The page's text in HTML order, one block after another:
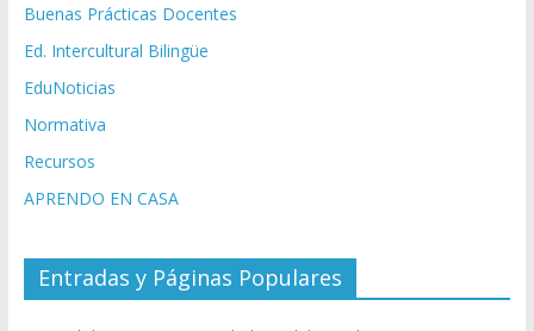
Buenas Prácticas Docentes
Ed. Intercultural Bilingüe
EduNoticias
Normativa
Recursos
APRENDO EN CASA
Entradas y Páginas Populares